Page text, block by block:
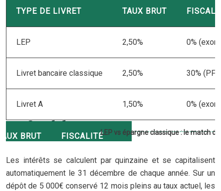
LEP vs épargne classique : le match
TYPE DE LIVRET TAUX BRUT
LEP 2,50% 0%
Livret bancaire classique 2,50% 30%
Livret A 1,50% 0%
Les intérêts se calculent par quinzaine et se capitalisent
automatiquement le 31 décembre de chaque année. Sur un
dépôt de 5 000€ conservé 12 mois pleins au taux actuel, les